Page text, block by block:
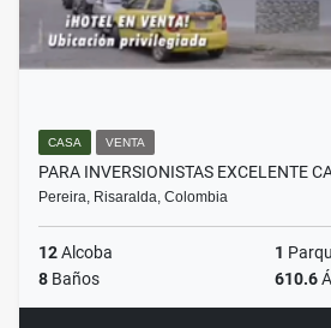
CASA VENTA
PARA INVERSIONISTAS EXCELENTE
Pereira, Risaralda, Colombia
12Alcoba 1
8 Baños 610.6